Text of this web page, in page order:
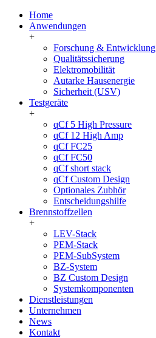
Home
Anwendungen
+
Forschung & Entwicklung
Qualitätssicherung
Elektromobilität
Autarke Hausenergie
Sicherheit (USV)
Testgeräte
+
qCf 5 High Pressure
qCf 12 High Amp
qCf FC25
qCf FC50
qCf short stack
qCf Custom Design
Optionales Zubhör
Entscheidungshilfe
Brennstoffzellen
+
LEV-Stack
PEM-Stack
PEM-SubSystem
BZ-System
BZ Custom Design
Systemkomponenten
Dienstleistungen
Unternehmen
News
Kontakt